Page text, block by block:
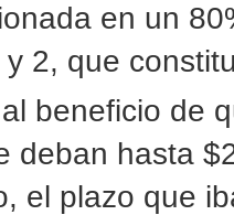
en un
2, que
beneficio de
deban hasta
el plazo que